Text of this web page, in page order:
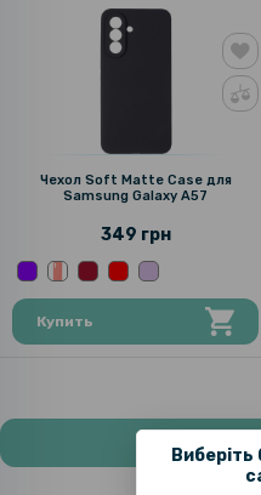
Чехол Soft Matte Case для
Samsung Galaxy A57
349 грн
Купить
Показать